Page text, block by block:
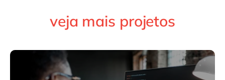
veja mais projetos